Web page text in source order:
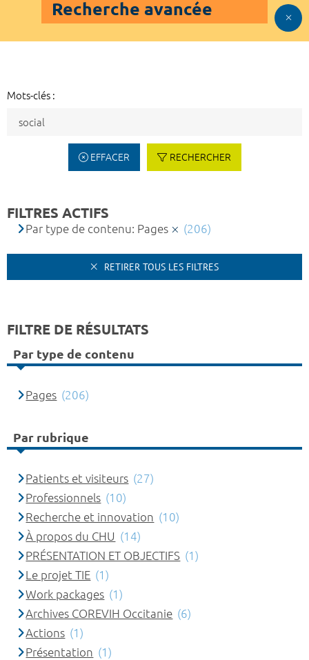
Recherche avancée
Mots-clés :
EFFACER RECHERCHER
FILTRES ACTIFS
Par type de contenu: Pages (206)
RETIRER TOUS LES FILTRES
FILTRE DE RÉSULTATS
Par type de contenu
Pages (206)
Par rubrique
Patients et visiteurs (27)
Professionnels (10)
Recherche et innovation (10)
À propos du CHU (14)
PRÉSENTATION ET OBJECTIFS (1)
Le projet TIE (1)
Work packages (1)
Archives COREVIH Occitanie (6)
Actions (1)
Présentation (1)